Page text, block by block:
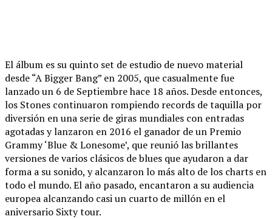
El álbum es su quinto set de estudio de nuevo material
desde “A Bigger Bang” en 2005, que casualmente fue
lanzado un 6 de Septiembre hace 18 años. Desde entonces,
los Stones continuaron rompiendo records de taquilla por
diversión en una serie de giras mundiales con entradas
agotadas y lanzaron en 2016 el ganador de un Premio
Grammy ‘Blue & Lonesome’, que reunió las brillantes
versiones de varios clásicos de blues que ayudaron a dar
forma a su sonido, y alcanzaron lo más alto de los charts en
todo el mundo. El año pasado, encantaron a su audiencia
europea alcanzando casi un cuarto de millón en el
aniversario Sixty tour.